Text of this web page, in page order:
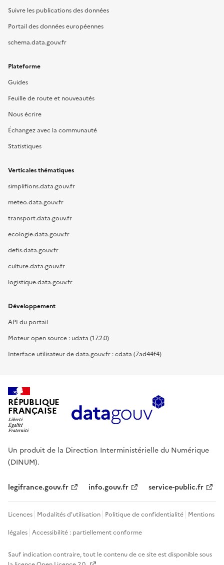
Suivre les publications des données
Portail des données européennes
schema.data.gouv.fr
Plateforme
Guides
Feuille de route et nouveautés
Nous écrire
Échangez avec la communauté
Statistiques
Verticales thématiques
simplifions.data.gouv.fr
meteo.data.gouv.fr
transport.data.gouv.fr
ecologie.data.gouv.fr
defis.data.gouv.fr
culture.data.gouv.fr
logistique.data.gouv.fr
Développement
API du portail
Moteur open source : udata (17.2.0)
Interface utilisateur de data.gouv.fr : cdata (7ad44f4)
RÉPUBLIQUE
FRANÇAISE
Un produit de la Direction Interministérielle du Numérique
(DINUM).
legifrance.gouv.fr info.gouv.fr service-public.fr
Licences Modalités d'utilisation Politique de confidentialité Mentions
légales Accessibilité : partiellement conforme
Sauf indication contraire, tout le contenu de ce site est disponible sous